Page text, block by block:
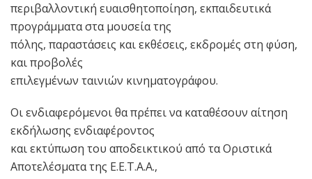
περιβαλλοντική ευαισθητοποίηση, εκπαιδευτικά
προγράμματα στα μουσεία της
πόλης, παραστάσεις και εκθέσεις, εκδρομές στη φύση,
και προβολές
επιλεγμένων ταινιών κινηματογράφου.
Οι ενδιαφερόμενοι θα πρέπει να καταθέσουν αίτηση
εκδήλωσης ενδιαφέροντος
και εκτύπωση του αποδεικτικού από τα Οριστικά
Αποτελέσματα της Ε.Ε.Τ.Α.Α.,